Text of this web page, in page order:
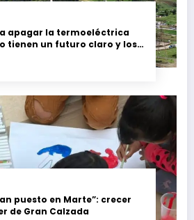
apagar la termoeléctrica
tienen un futuro claro y los
puesto en Marte”: crecer
de Gran Calzada